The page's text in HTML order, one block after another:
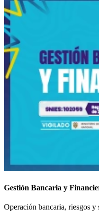
Gestión Bancaria y
Operación bancaria, riesgos